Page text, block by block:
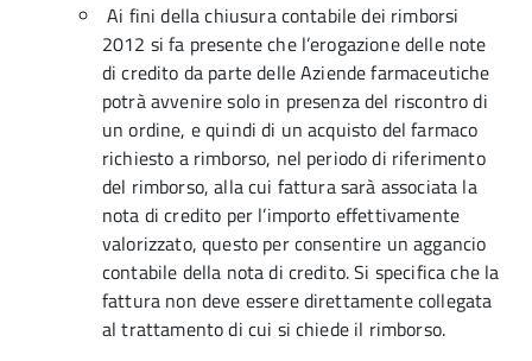
Ai fini della chiusura contabile dei rimborsi
2012 si fa presente che l’erogazione delle note
di credito da parte delle Aziende farmaceutiche
potrà avvenire solo in presenza del riscontro di
un ordine, e quindi di un acquisto del farmaco
richiesto a rimborso, nel periodo di riferimento
del rimborso, alla cui fattura sarà associata la
nota di credito per l’importo effettivamente
valorizzato, questo per consentire un aggancio
contabile della nota di credito. Si specifica che la
fattura non deve essere direttamente collegata
al trattamento di cui si chiede il rimborso.